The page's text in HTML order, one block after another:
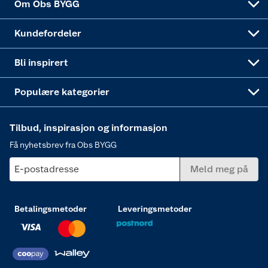
Om Obs BYGG
Kundefordeler
Bli inspirert
Populære kategorier
Tilbud, inspirasjon og informasjon
Få nyhetsbrev fra Obs BYGG
E-postadresse Meld meg på
Betalingsmetoder Leveringsmetoder